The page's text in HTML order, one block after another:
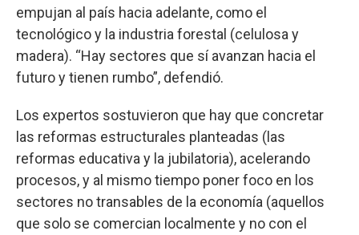
empujan al país hacia adelante, como el
tecnológico y la industria forestal (celulosa y
madera). “Hay sectores que sí avanzan hacia el
futuro y tienen rumbo”, defendió.
Los expertos sostuvieron que hay que concretar
las reformas estructurales planteadas (las
reformas educativa y la jubilatoria), acelerando
procesos, y al mismo tiempo poner foco en los
sectores no transables de la economía (aquellos
que solo se comercian localmente y no con el